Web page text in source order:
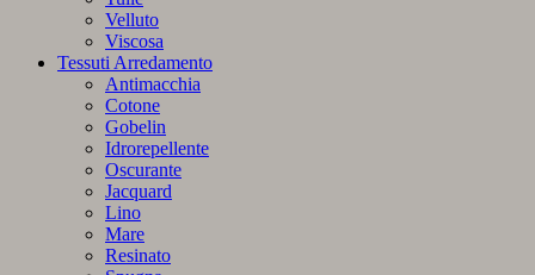
Velluto
Viscosa
Tessuti Arredamento
Antimacchia
Cotone
Gobelin
Idrorepellente
Oscurante
Jacquard
Lino
Mare
Resinato